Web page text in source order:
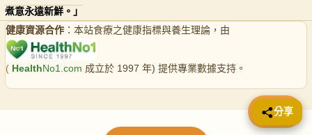
煮意永遠新鮮。」
健康資源合作 ：本站食療之健康指標與養生理論，由
( HealthNo1.com 成立於 1997 年) 提供專業數據支持。
📤 分享
分享